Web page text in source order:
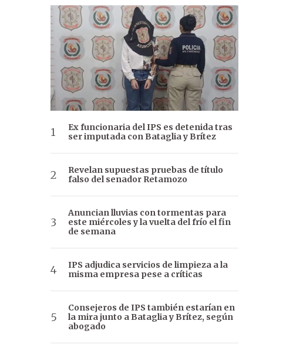
Ex funcionaria del IPS es detenida tras
ser imputada con Bataglia y Brítez
Revelan supuestas pruebas de título
falso del senador Retamozo
Anuncian lluvias con tormentas para
este miércoles y la vuelta del frío el fin
de semana
IPS adjudica servicios de limpieza a la
misma empresa pese a críticas
Consejeros de IPS también estarían en
la mira junto a Bataglia y Brítez, según
abogado